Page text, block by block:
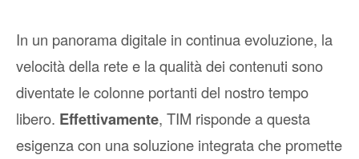
In un panorama digitale in continua evoluzione, la
velocità della rete e la qualità dei contenuti sono
diventate le colonne portanti del nostro tempo
libero. Effettivamente, TIM risponde a questa
esigenza con una soluzione integrata che promette